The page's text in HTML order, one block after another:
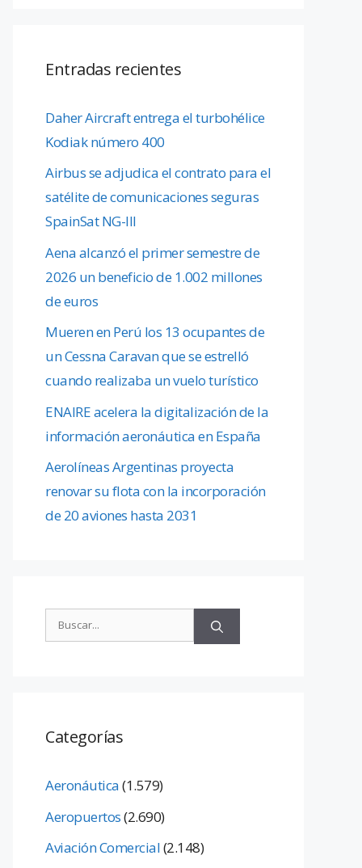
Entradas recientes
Daher Aircraft entrega el turbohélice
Kodiak número 400
Airbus se adjudica el contrato para el
satélite de comunicaciones seguras
SpainSat NG-III
Aena alcanzó el primer semestre de
2026 un beneficio de 1.002 millones
de euros
Mueren en Perú los 13 ocupantes de
un Cessna Caravan que se estrelló
cuando realizaba un vuelo turístico
ENAIRE acelera la digitalización de la
información aeronáutica en España
Aerolíneas Argentinas proyecta
renovar su flota con la incorporación
de 20 aviones hasta 2031
Categorías
Aeronáutica(1.579)
Aeropuertos(2.690)
Aviación Comercial(2.148)